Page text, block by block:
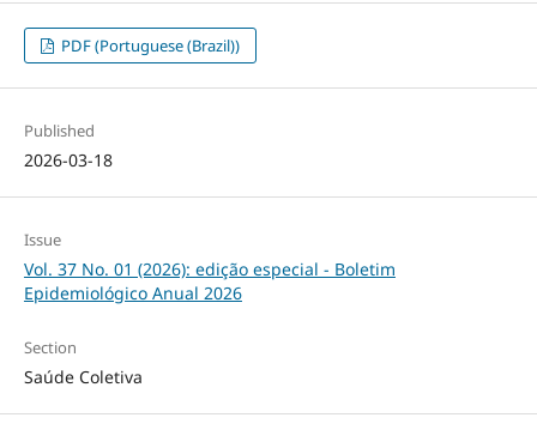
PDF (Portuguese (Brazil))
Published
2026-03-18
Issue
Vol. 37 No. 01 (2026): edição especial - Boletim
Epidemiológico Anual 2026
Section
Saúde Coletiva